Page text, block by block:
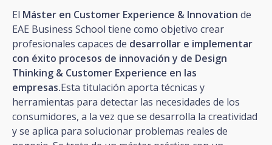
El Máster en Customer Experience & Innovation de
EAE Business School tiene como objetivo crear
profesionales capaces de desarrollar e implementar
con éxito procesos de innovación y de Design
Thinking & Customer Experience en las
empresas.Esta titulación aporta técnicas y
herramientas para detectar las necesidades de los
consumidores, a la vez que se desarrolla la creatividad
y se aplica para solucionar problemas reales de